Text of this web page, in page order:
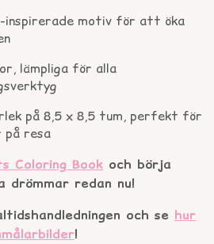
inspirerade motiv för att öka
lämpliga för alla
på 8,5 x 8,5 tum, perfekt för
på resa
Coloring Book och börja
drömmar redan nu!
och se hur
!